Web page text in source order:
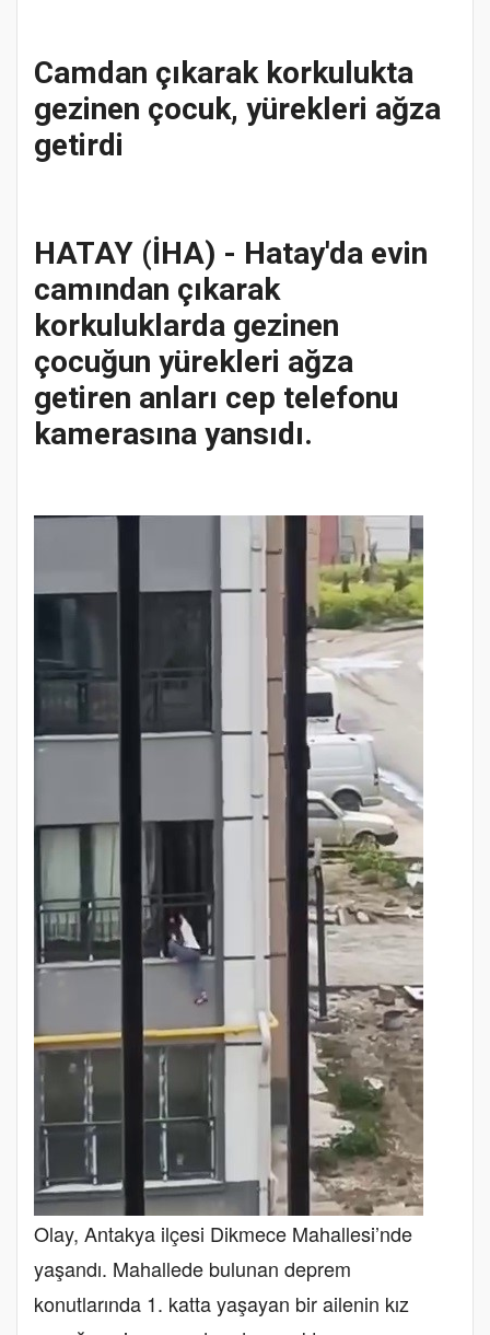
Camdan çıkarak korkulukta
gezinen çocuk, yürekleri ağza
getirdi
HATAY (İHA) - Hatay'da evin
camından çıkarak
korkuluklarda gezinen
çocuğun yürekleri ağza
getiren anları cep telefonu
kamerasına yansıdı.
Olay, Antakya ilçesi Dikmece Mahallesi’nde
yaşandı. Mahallede bulunan deprem
konutlarında 1. katta yaşayan bir ailenin kız